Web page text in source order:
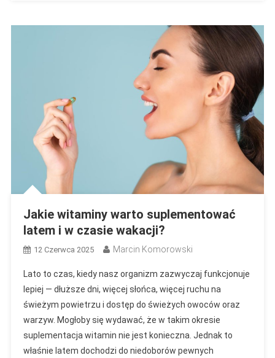
Jakie witaminy warto suplementować
latem i w czasie wakacji?
12 Czerwca 2025 Marcin Komorowski
Lato to czas, kiedy nasz organizm zazwyczaj funkcjonuje
lepiej — dłuższe dni, więcej słońca, więcej ruchu na
świeżym powietrzu i dostęp do świeżych owoców oraz
warzyw. Mogłoby się wydawać, że w takim okresie
suplementacja witamin nie jest konieczna. Jednak to
właśnie latem dochodzi do niedoborów pewnych